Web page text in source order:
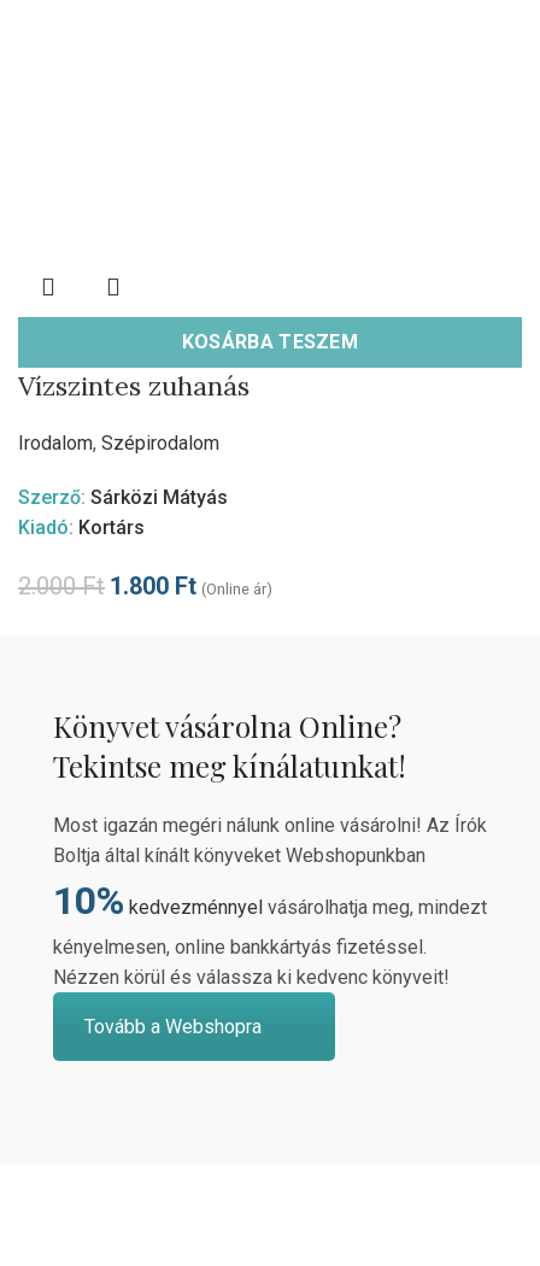
KOSÁRBA TESZEM
Vízszintes zuhanás
Irodalom, Szépirodalom
Szerző: Sárközi Mátyás
Kiadó: Kortárs
2.000Ft 1.800 Ft (Online ár)
Könyvet vásárolna Online?
Tekintse meg kínálatunkat!
Most igazán megéri nálunk online vásárolni! Az Írók
Boltja által kínált könyveket Webshopunkban
10% kedvezménnyel vásárolhatja meg, mindezt
kényelmesen, online bankkártyás fizetéssel.
Nézzen körül és válassza ki kedvenc könyveit!
Tovább a Webshopra